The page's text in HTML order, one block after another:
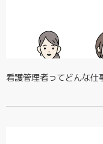
看護管理者ってどんな